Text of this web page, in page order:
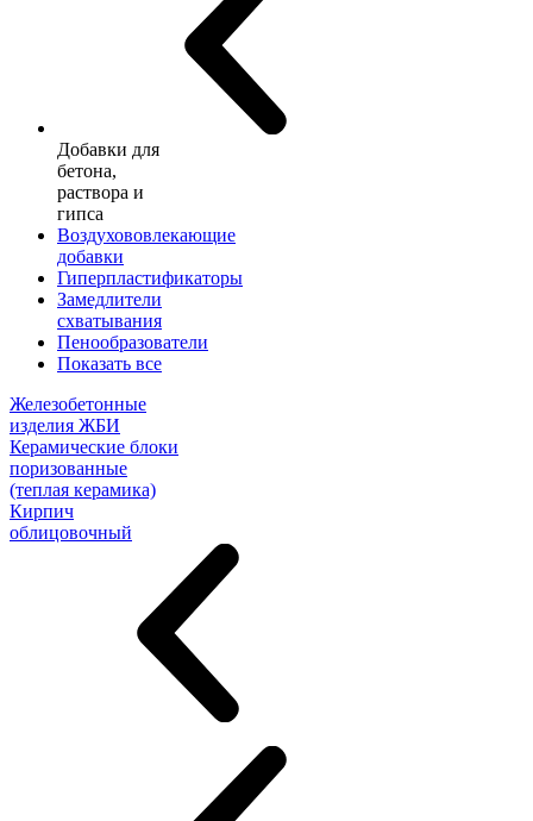
Добавки для
бетона,
раствора и
гипса
Воздухововлекающие
добавки
Гиперпластификаторы
Замедлители
схватывания
Пенообразователи
Показать все
Железобетонные
изделия ЖБИ
Керамические блоки
поризованные
(теплая керамика)
Кирпич
облицовочный